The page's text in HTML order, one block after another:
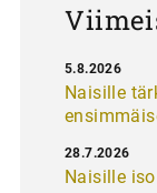
Naisille
5.8.2026
Naisille
28.7.2026